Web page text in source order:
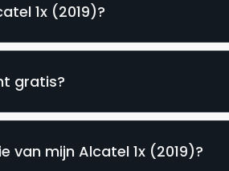
1x (2019)?
gratis?
mijn Alcatel 1x (2019)?